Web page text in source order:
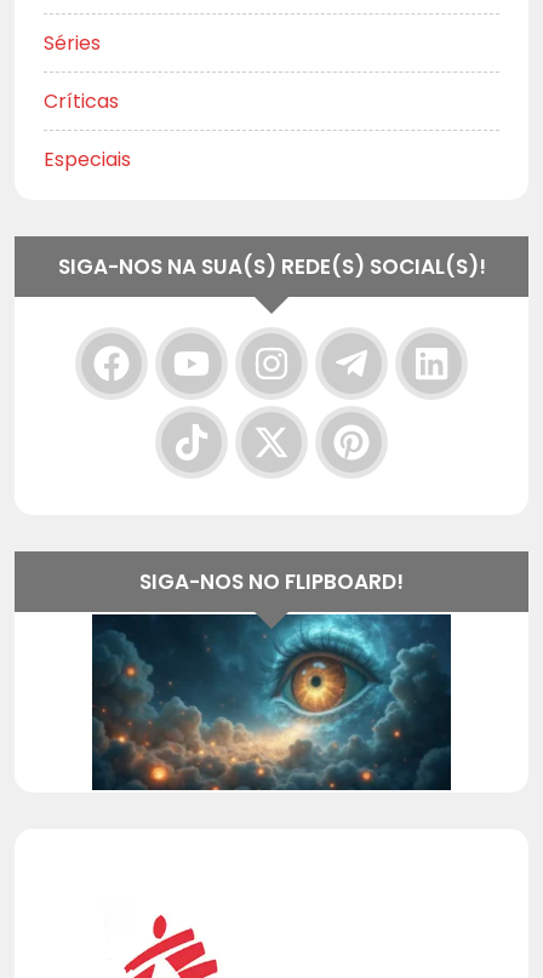
Séries
Críticas
Especiais
SIGA-NOS NA SUA(S) REDE(S) SOCIAL(S)!
SIGA-NOS NO FLIPBOARD!